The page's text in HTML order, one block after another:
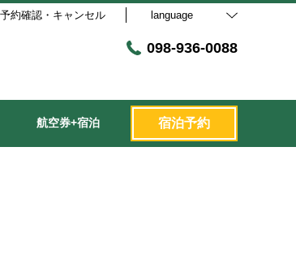
予約確認・キャンセル language
098-936-0088
航空券+宿泊 宿泊予約